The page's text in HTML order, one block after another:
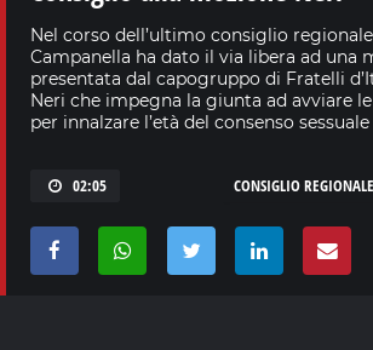
Nel corso dell’ultimo consiglio regionale
Campanella ha dato il via libera ad una
presentata dal capogruppo di Fratelli
Neri che impegna la giunta ad avviare
per innalzare l’età del consenso sessuale
02:05 CONSIGLIO REGIONALE